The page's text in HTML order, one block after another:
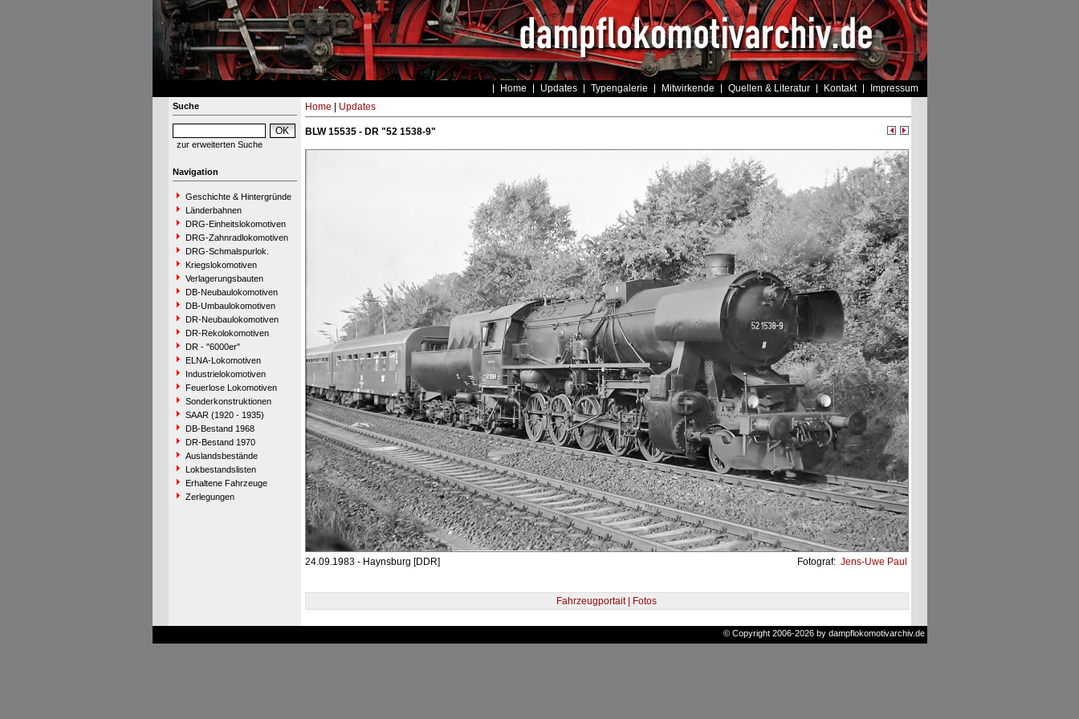
Home Updates Typengalerie Mitwirkende Quellen & Literatur Kontakt Impressum
Suche
zur erweiterten Suche
Navigation
Geschichte & Hintergründe
Länderbahnen
DRG-Einheitslokomotiven
DRG-Zahnradlokomotiven
DRG-Schmalspurlok.
Kriegslokomotiven
Verlagerungsbauten
DB-Neubaulokomotiven
DB-Umbaulokomotiven
DR-Neubaulokomotiven
DR-Rekolokomotiven
DR - "6000er"
ELNA-Lokomotiven
Industrielokomotiven
Feuerlose Lokomotiven
Sonderkonstruktionen
SAAR (1920 - 1935)
DB-Bestand 1968
DR-Bestand 1970
Auslandsbestände
Lokbestandslisten
Erhaltene Fahrzeuge
Zerlegungen
Home Updates
BLW 15535 - DR "52 1538-9"
24.09.1983 - Haynsburg [DDR] Fotograf: Jens-Uwe Paul
Fahrzeugportait | Fotos
© Copyright 2006-2026 by dampflokomotivarchiv.de